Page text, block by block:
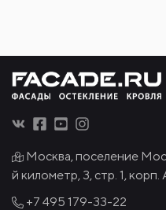
Москва, поселение
й километр, 3, стр. 1,
+7 495 179-33-22